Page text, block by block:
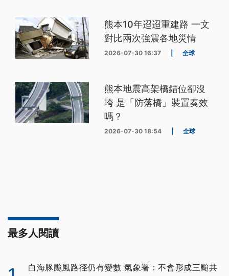
熊本10年迢迢重建路 一文
對比兩次強震各地災情
2026-07-30 16:37 全球
熊本地震高架橋錯位卻沒
垮 是「防落橋」裝置奏效
嗎？
2026-07-30 18:54 全球
最多人閱讀
白海豚颱風路徑仍有變數 氣象署：不會形成三颱共